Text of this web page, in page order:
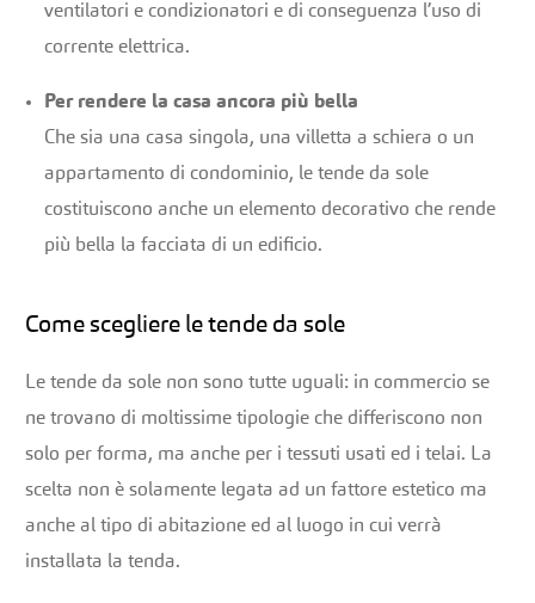
ventilatori e condizionatori e di conseguenza l’uso di
corrente elettrica.
Per rendere la casa ancora più bella
Che sia una casa singola, una villetta a schiera o un
appartamento di condominio, le tende da sole
costituiscono anche un elemento decorativo che rende
più bella la facciata di un edificio.
Come scegliere le tende da sole
Le tende da sole non sono tutte uguali: in commercio se
ne trovano di moltissime tipologie che differiscono non
solo per forma, ma anche per i tessuti usati ed i telai. La
scelta non è solamente legata ad un fattore estetico ma
anche al tipo di abitazione ed al luogo in cui verrà
installata la tenda.